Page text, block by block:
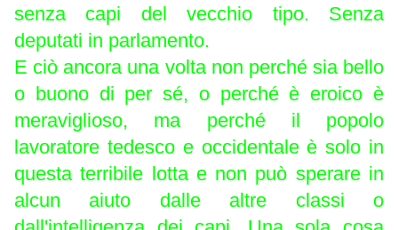
senza capi del vecchio tipo. Senza
deputati in parlamento.
E ciò ancora una volta non perché sia bello
o buono di per sé, o perché è eroico è
meraviglioso, ma perché il popolo
lavoratore tedesco e occidentale è solo in
questa terribile lotta e non può sperare in
alcun aiuto dalle altre classi o